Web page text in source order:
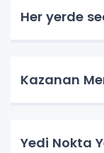
Her yerde
Kazanan
Yedi Nokta